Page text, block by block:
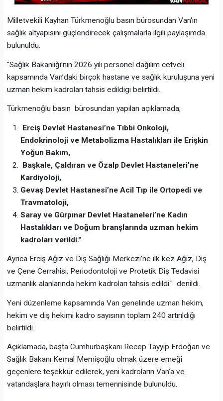
Milletvekili Kayhan Türkmenoğlu basın bürosundan Van'ın
sağlık altyapısını güçlendirecek çalışmalarla ilgili paylaşımda
bulunuldu.
"Sağlık Bakanlığı’nın 2026 yılı personel dağılım cetveli
kapsamında Van’daki birçok hastane ve sağlık kuruluşuna yeni
uzman hekim kadroları tahsis edildigi belirtildi.
Türkmenoğlu basın bürosundan yapılan açıklamada;
Erciş Devlet Hastanesi’ne Tıbbi Onkoloji,
Endokrinoloji ve Metabolizma Hastalıkları ile Erişkin
Yoğun Bakım,
Başkale, Çaldıran ve Özalp Devlet Hastaneleri’ne
Kardiyoloji,
Gevaş Devlet Hastanesi’ne Acil Tıp ile Ortopedi ve
Travmatoloji,
Saray ve Gürpınar Devlet Hastaneleri’ne Kadın
Hastalıkları ve Doğum branşlarında uzman hekim
kadroları verildi."
Ayrıca Erciş Ağız ve Diş Sağlığı Merkezi’ne ilk kez Ağız, Diş
ve Çene Cerrahisi, Periodontoloji ve Protetik Diş Tedavisi
uzmanlık alanlarında hekim kadroları tahsis edildi." denildi.
Yeni düzenleme kapsamında Van genelinde uzman hekim,
hekim ve diş hekimi kadro sayısının toplam 240 artırıldığı
belirtildi.
Açıklamada, başta Cumhurbaşkanı Recep Tayyip Erdoğan ve
Sağlık Bakanı Kemal Memişoğlu olmak üzere emeği
geçenlere teşekkür edilerek, yeni kadroların Van’a ve
vatandaşlara hayırlı olması temennisinde bulunuldu.